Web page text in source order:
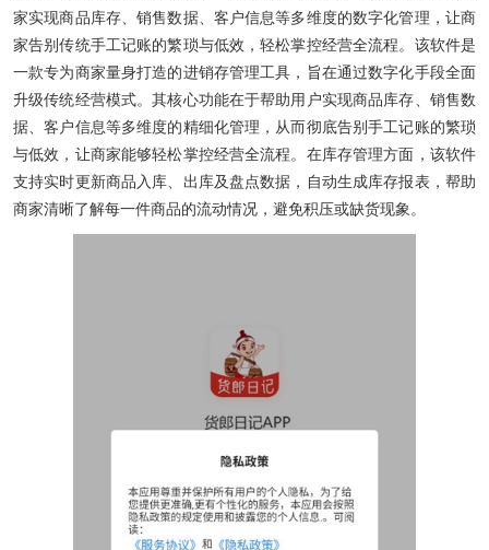
家实现商品库存、销售数据、客户信息等多维度的数字化管理，让商
家告别传统手工记账的繁琐与低效，轻松掌控经营全流程。该软件是
一款专为商家量身打造的进销存管理工具，旨在通过数字化手段全面
升级传统经营模式。其核心功能在于帮助用户实现商品库存、销售数
据、客户信息等多维度的精细化管理，从而彻底告别手工记账的繁琐
与低效，让商家能够轻松掌控经营全流程。在库存管理方面，该软件
支持实时更新商品入库、出库及盘点数据，自动生成库存报表，帮助
商家清晰了解每一件商品的流动情况，避免积压或缺货现象。